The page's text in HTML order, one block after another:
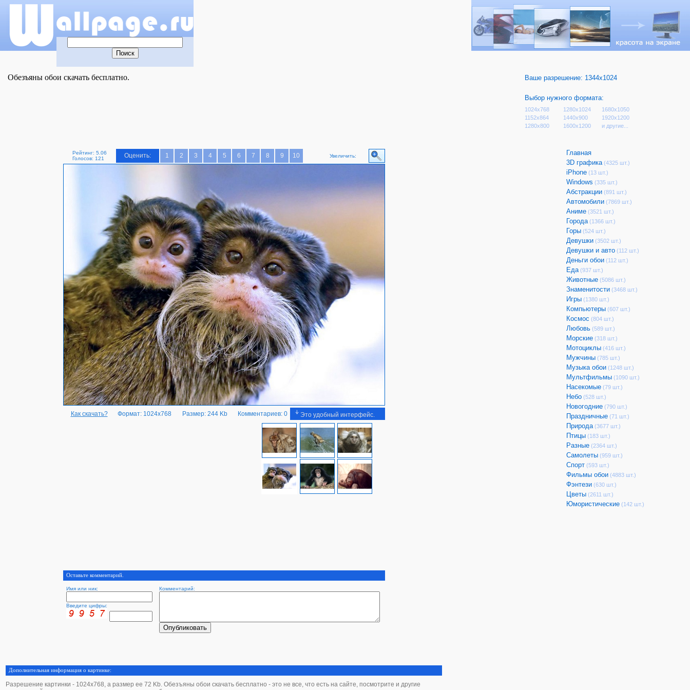
Обезъяны обои скачать бесплатно. Ваше разрешение: 1344x1024
Выбор нужного формата:
1024x768 1280x1024
1680x1050
1152x864
1440x900
1920x1200
1280x800
1600x1200 и другие...
Рейтинг: 5.06
Голосов: 121
Оценить: 1 2 3 4 5 6 7 8 9 10 Увеличить:
Как скачать? Формат: 1024x768 Размер: 244 Kb Комментариев: 0 Это удобный интерфейс.
Оставьте комментарий.
Имя или ник: Комментарий:
Введите цифры:
Дополнительная информация о картинке:
Разрешение картинки - 1024х768, а размер ее 72 Kb. Обезъяны обои скачать бесплатно - это не все, что есть на сайте, посмотрите и другие
Главная
3D графика (4325 шт.)
iPhone (13 шт.)
Windows (335 шт.)
Абстракции (891 шт.)
Автомобили (7869 шт.)
Аниме (3521 шт.)
Города (1366 шт.)
Горы (524 шт.)
Девушки (3502 шт.)
Девушки и авто (112 шт.)
Деньги обои (112 шт.)
Еда (937 шт.)
Животные (5086 шт.)
Знаменитости (3468 шт.)
Игры (1380 шт.)
Компьютеры (607 шт.)
Космос (804 шт.)
Любовь (589 шт.)
Морские (318 шт.)
Мотоциклы (416 шт.)
Мужчины (785 шт.)
Музыка обои (1248 шт.)
Мультфильмы (1090 шт.)
Насекомые (79 шт.)
Небо (528 шт.)
Новогодние (790 шт.)
Праздничные (71 шт.)
Природа (3677 шт.)
Птицы (183 шт.)
Разные (2364 шт.)
Самолеты (959 шт.)
Спорт (593 шт.)
Фильмы обои (4883 шт.)
Фэнтези (630 шт.)
Цветы (2611 шт.)
Юмористические (142 шт.)